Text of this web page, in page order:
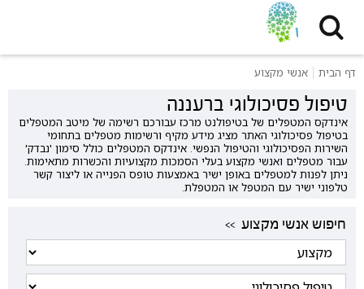
דף הבית אנשי מקצוע
טיפול פסיכולוגי ברעננה
אינדקס המטפלים של בטיפולנט מרכז עבורכם רשימה של מיטב המטפלים
בטיפול פסיכולוגי האתר מציג מידע מקיף ורשימות מטפלים בתחומי
השירות הפסיכולוגי והטיפול הנפשי. אינדקס המטפלים כולל סימון 'נבדק'
עבור מטפלים ואנשי מקצוע בעלי הסמכות מקצועיות והכשרות מתאימות.
ניתן לפנות למטפלים באופן ישיר באמצעות טופס הפנייה או ליצור קשר
טלפוני ישיר עם המטפל או המטפלת.
<< חיפוש אנשי מקצוע